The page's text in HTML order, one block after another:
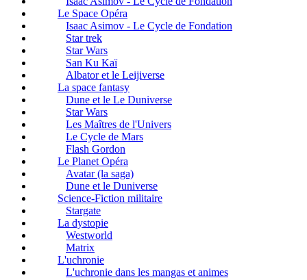
Le Space Opéra
Isaac Asimov - Le Cycle de Fondation
Star trek
Star Wars
San Ku Kaï
Albator et le Leijiverse
La space fantasy
Dune et le Le Duniverse
Star Wars
Les Maîtres de l'Univers
Le Cycle de Mars
Flash Gordon
Le Planet Opéra
Avatar (la saga)
Dune et le Duniverse
Science-Fiction militaire
Stargate
La dystopie
Westworld
Matrix
L'uchronie
L'uchronie dans les mangas et animes